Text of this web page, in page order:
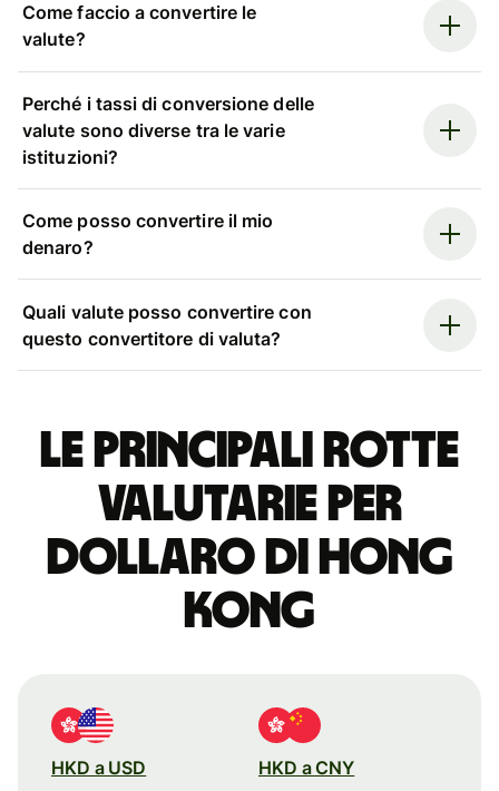
Come faccio a convertire le
valute?
Perché i tassi di conversione delle
valute sono diverse tra le varie
istituzioni?
Come posso convertire il mio
denaro?
Quali valute posso convertire con
questo convertitore di valuta?
Le principali rotte
valutarie per
dollaro di Hong
Kong
HKD a USD HKD a CNY